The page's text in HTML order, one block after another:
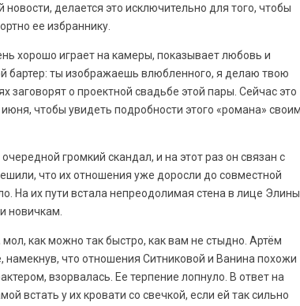
делается это исключительно для того, чтобы
ее избраннику.
хорошо играет на камеры, показывает любовь и
бартер: ты изображаешь влюбленного, я делаю твою
заговорят о проектной свадьбе этой пары. Сейчас это
чтобы увидеть подробности этого «романа»
громкий скандал, и на этот раз он связан с
что их отношения уже доросли до совместной
На их пути встала непреодолимая стена в лице Элины
новичкам.
как можно так быстро, как вам не стыдно. Артём
что отношения Ситниковой и Ванина похожи
взорвалась. Ее терпение лопнуло. В ответ на
встать у их кровати со свечкой, если ей так сильно